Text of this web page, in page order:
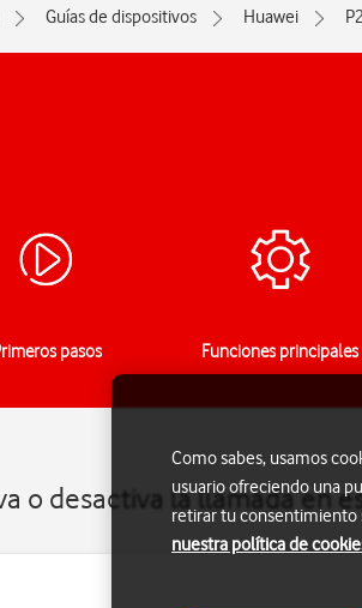
Guías de dispositivos Huawei
pasos Funciones principales
o desactiva la llamada en
Como sabes, usamos
usuario ofreciendo una
retirar tu consentimiento
nuestra política de